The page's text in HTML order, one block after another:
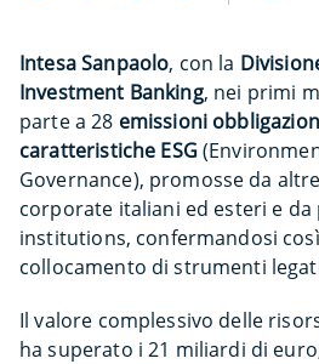
Intesa Sanpaolo, con la
Investment Banking, nei primi
parte a 28 emissioni
caratteristiche ESG
Governance), promosse da
corporate italiani ed esteri e
institutions, confermandosi
collocamento di strumenti
Il valore complessivo delle
ha superato i 21 miliardi di